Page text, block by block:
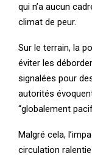
qui n’a aucun
climat de peur.
Sur le terrain, la
éviter les
signalées pour
autorités
“globalement
Malgré cela,
circulation